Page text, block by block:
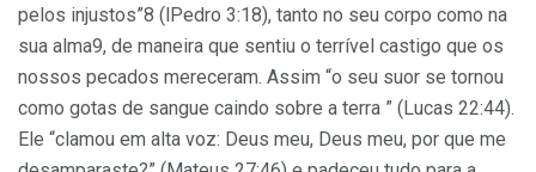
pelos injustos”8 (lPedro 3:18), tanto no seu corpo como na
sua alma9, de maneira que sentiu o terrível castigo que os
nossos pecados mereceram. Assim “o seu suor se tornou
como gotas de sangue caindo sobre a terra ” (Lucas 22:44).
Ele “clamou em alta voz: Deus meu, Deus meu, por que me